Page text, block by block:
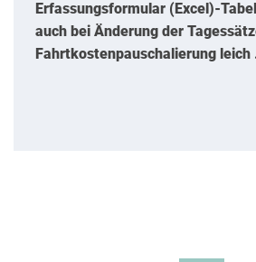
Erfassungsformular (Excel)-
auch bei Änderung der
Fahrtkostenpauschalierung leich